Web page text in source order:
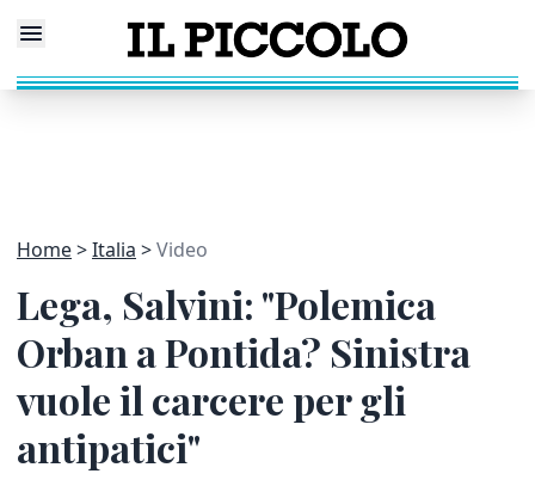
Home Italia Video
Lega, Salvini: "Polemica
Orban a Pontida? Sinistra
vuole il carcere per gli
antipatici"